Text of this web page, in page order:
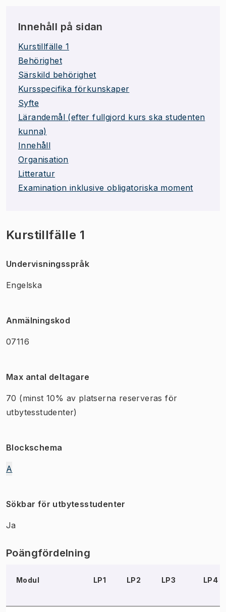
Innehåll på sidan
Kurstillfälle 1
Behörighet
Särskild behörighet
Kursspecifika förkunskaper
Syfte
Lärandemål (efter fullgjord kurs ska studenten
kunna)
Innehåll
Organisation
Litteratur
Examination inklusive obligatoriska moment
Kurstillfälle 1
Undervisningsspråk
Engelska
Anmälningskod
07116
Max antal deltagare
70 (minst 10% av platserna reserveras för
utbytesstudenter)
Blockschema
A
Sökbar för utbytesstudenter
Ja
Poängfördelning
Modul LP1 LP2 LP3 LP4